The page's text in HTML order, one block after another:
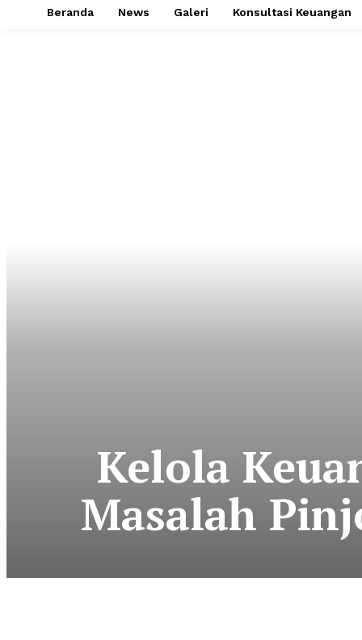
Beranda News Galeri Konsultasi Keuangan
Kelola
Masalah